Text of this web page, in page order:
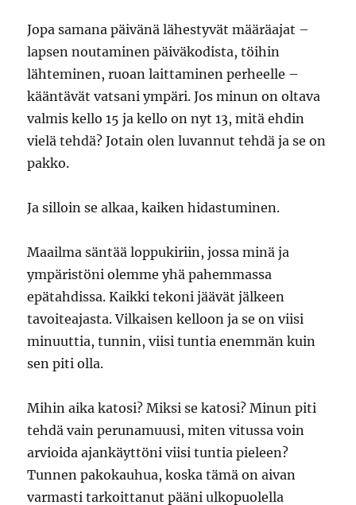
Jopa samana päivänä lähestyvät määräajat –
lapsen noutaminen päiväkodista, töihin
lähteminen, ruoan laittaminen perheelle –
kääntävät vatsani ympäri. Jos minun on oltava
valmis kello 15 ja kello on nyt 13, mitä ehdin
vielä tehdä? Jotain olen luvannut tehdä ja se on
pakko.
Ja silloin se alkaa, kaiken hidastuminen.
Maailma säntää loppukiriin, jossa minä ja
ympäristöni olemme yhä pahemmassa
epätahdissa. Kaikki tekoni jäävät jälkeen
tavoiteajasta. Vilkaisen kelloon ja se on viisi
minuuttia, tunnin, viisi tuntia enemmän kuin
sen piti olla.
Mihin aika katosi? Miksi se katosi? Minun piti
tehdä vain perunamuusi, miten vitussa voin
arvioida ajankäyttöni viisi tuntia pieleen?
Tunnen pakokauhua, koska tämä on aivan
varmasti tarkoittanut pääni ulkopuolella